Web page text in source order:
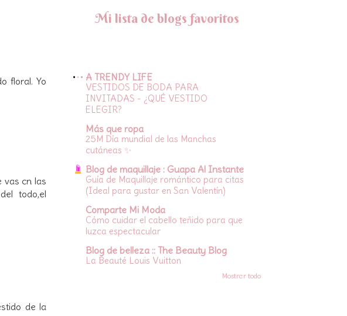
floral. Yo
vas cn las
todo,el
de la
Mi lista de blogs favoritos
A TRENDY LIFE
VESTIDOS DE BODA PARA
INVITADAS - ¿QUÉ VESTIDO
ELEGIR?
Más que ropa
25M Día mundial de las Manchas
cutáneas ✨
Blog de maquillaje : Guapa Al Instante
Guía de Maquillaje romántico para citas
(Ideal para gustar en San Valentín)
Comparte Mi Moda
Cómo cuidar el cabello teñido para que
luzca espectacular
Blog de belleza :: The Beauty Blog
La Beauté Louis Vuitton
Mostrar todo